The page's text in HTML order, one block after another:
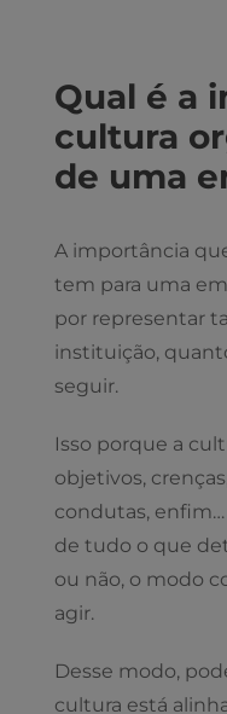
Qual é a
cultura
de uma
A importância
tem para uma
por representar
instituição,
seguir.
Isso porque a
objetivos,
condutas,
de tudo o que
ou não, o modo
agir.
Desse modo,
cultura está